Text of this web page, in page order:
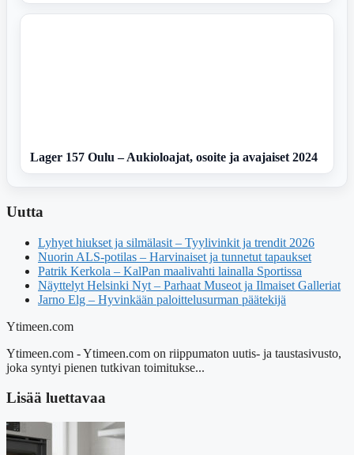
Lager 157 Oulu – Aukioloajat, osoite ja avajaiset 2024
Uutta
Lyhyet hiukset ja silmälasit – Tyylivinkit ja trendit 2026
Nuorin ALS-potilas – Harvinaiset ja tunnetut tapaukset
Patrik Kerkola – KalPan maalivahti lainalla Sportissa
Näyttelyt Helsinki Nyt – Parhaat Museot ja Ilmaiset Galleriat
Jarno Elg – Hyvinkään paloittelusurman päätekijä
Ytimeen.com
Ytimeen.com - Ytimeen.com on riippumaton uutis- ja taustasivusto,
joka syntyi pienen tutkivan toimitukse...
Lisää luettavaa